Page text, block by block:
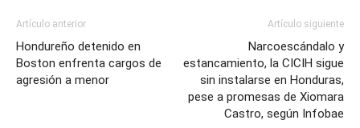
Artículo anterior
Hondureño detenido en
Boston enfrenta cargos de
agresión a menor
Artículo siguiente
Narcoescándalo y
estancamiento, la CICIH sigue
sin instalarse en Honduras,
pese a promesas de Xiomara
Castro, según Infobae